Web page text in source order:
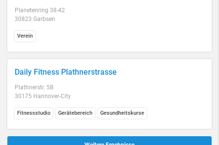
Planetenring 38-42
30823 Garbsen
Verein
Daily Fitness Plathnerstrasse
Plathnerstr. 5B
30175 Hannover-City
Fitnessstudio Gerätebereich Gesundheitskurse